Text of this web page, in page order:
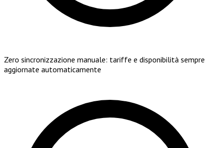
Zero sincronizzazione manuale: tariffe e disponibilità sempre
aggiornate automaticamente